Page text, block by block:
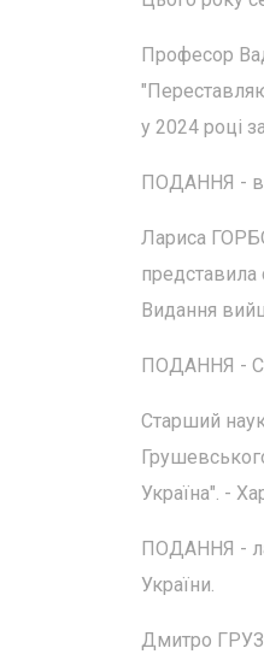
Професор
у 2024 році
ПОДАННЯ -
Лариса
представила
Видання
ПОДАННЯ -
Старший
Україна". -
ПОДАННЯ -
України.
Дмитро